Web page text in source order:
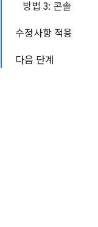
방법 3: 콘솔
수정사항 적용
다음 단계